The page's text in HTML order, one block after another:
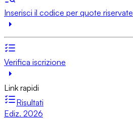
Inserisci il codice per quote riservate
Verifica iscrizione
Link rapidi
Risultati
Ediz. 2026